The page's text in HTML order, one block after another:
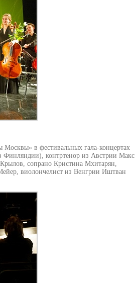
Москвы» в фестивальных гала-концертах
Финляндии), контртенор из Австрии Макс
сопрано Кристина Мхитарян,
виолончелист из Венгрии Иштван